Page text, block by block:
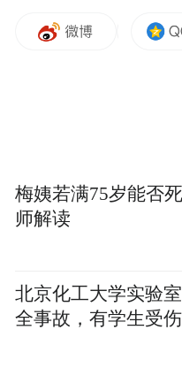
梅姨若满75岁能否
师解读
北京化工大学实验
全事故，有学生受伤